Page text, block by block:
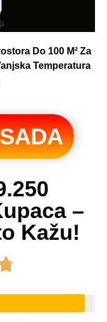
Do 100 M² Za
Temperatura
–
Kažu!